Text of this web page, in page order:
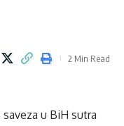
2 Min Read
u BiH sutra